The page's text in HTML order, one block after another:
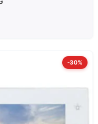
-30%